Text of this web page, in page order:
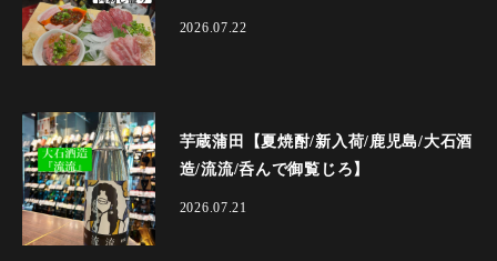
2026.07.22
芋蔵蒲田【夏焼酎/新入荷/鹿児島/大石酒
造/流流/呑んで御覧じろ】
2026.07.21